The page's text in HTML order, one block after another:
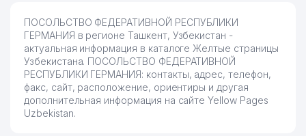
75
АГЕНТСТВА ПО
ДРАГОЦЕННЫМ МЕТАЛЛАМ
ПРИ ЦБ РУз
76 PHOENIX SYSTEMS ООО 512 м
77 LSH GROUP ООО 513 м
ПОСОЛЬСТВО ФЕДЕРАТИВНОЙ РЕСПУБЛИКИ
ГЕРМАНИЯ в регионе Ташкент, Узбекистан -
актуальная информация в каталоге Желтые страницы
Узбекистана. ПОСОЛЬСТВО ФЕДЕРАТИВНОЙ
РЕСПУБЛИКИ ГЕРМАНИЯ: контакты, адрес, телефон,
факс, сайт, расположение, ориентиры и другая
дополнительная информация на сайте Yellow Pages
Uzbekistan.